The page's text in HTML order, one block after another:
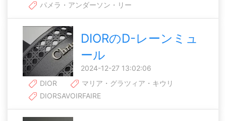
パメラ・アンダーソン・リー
DIORのD-レーンミュ
ール
2024-12-27 13:02:06
DIOR
マリア・グラツィア・キウリ
DIORSAVOIRFAIRE